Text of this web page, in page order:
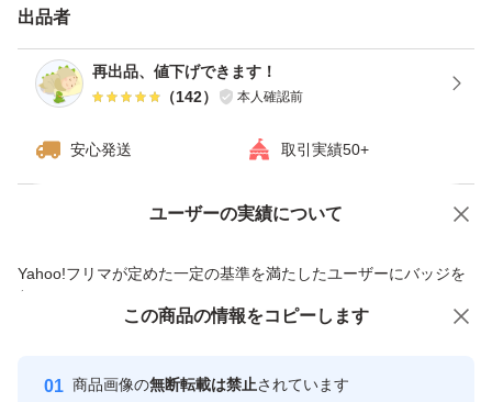
出品者
再出品、値下げできます！
（142） 本人確認前
安心発送 取引実績50+
ユーザーの実績について
Yahoo!フリマが定めた一定の基準を満たしたユーザーにバッジを
付与しています
安心取引出品者
心・安全なユーザーです
価格の相談 商品への質問
この商品の情報をコピーします
商品画像の無断転載は禁止されています
この商品をみている人にオススメ